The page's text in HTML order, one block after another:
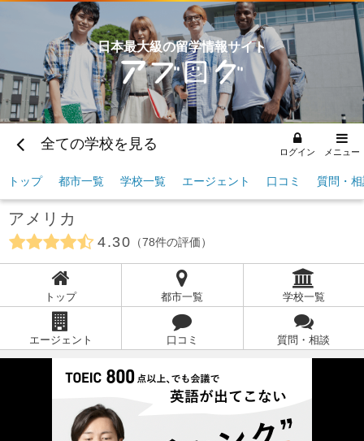
日本最大級の留学情報サイト
全ての学校を見る ログイン メニュー
トップ 都市一覧 学校一覧 エージェント 口コミ 質問・
アメリカ
4.30 78件の評価
トップ 都市一覧 学校一覧
エージェント 口コミ 質問・相談